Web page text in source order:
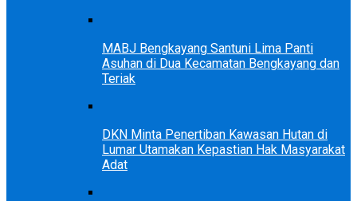
MABJ Bengkayang Santuni Lima Panti
Asuhan di Dua Kecamatan Bengkayang dan
Teriak
DKN Minta Penertiban Kawasan Hutan di
Lumar Utamakan Kepastian Hak Masyarakat
Adat